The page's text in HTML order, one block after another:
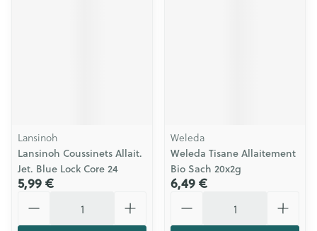
Lansinoh
Lansinoh Coussinets Allait.
Jet. Blue Lock Core 24
5,99 €
Weleda
Weleda Tisane Allaitement
Bio Sach 20x2g
6,49 €